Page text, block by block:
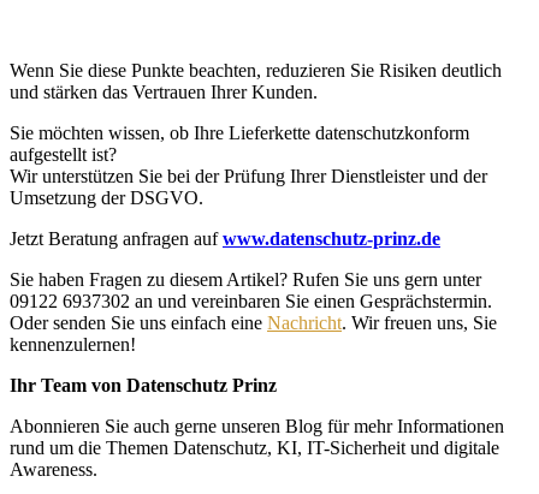
Wenn Sie diese Punkte beachten, reduzieren Sie Risiken deutlich
und stärken das Vertrauen Ihrer Kunden.
Sie möchten wissen, ob Ihre Lieferkette datenschutzkonform
aufgestellt ist?
Wir unterstützen Sie bei der Prüfung Ihrer Dienstleister und der
Umsetzung der DSGVO.
Jetzt Beratung anfragen aufwww.datenschutz-prinz.de
Sie haben Fragen zu diesem Artikel? Rufen Sie uns gern unter
09122 6937302 an und vereinbaren Sie einen Gesprächstermin.
Oder senden Sie uns einfach eine Nachricht. Wir freuen uns, Sie
kennenzulernen!
Ihr Team von Datenschutz Prinz
Abonnieren Sie auch gerne unseren Blog für mehr Informationen
rund um die Themen Datenschutz, KI, IT-Sicherheit und digitale
Awareness.